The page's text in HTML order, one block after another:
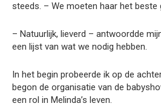
steeds. – We moeten haar het beste
– Natuurlijk, lieverd – antwoordde
een lijst van wat we nodig hebben.
In het begin probeerde ik op de
begon de organisatie van de
een rol in Melinda’s leven.